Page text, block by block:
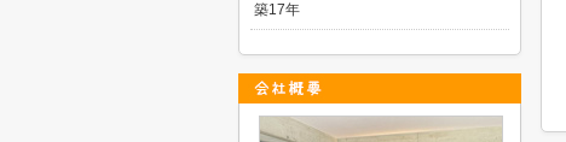
築17年